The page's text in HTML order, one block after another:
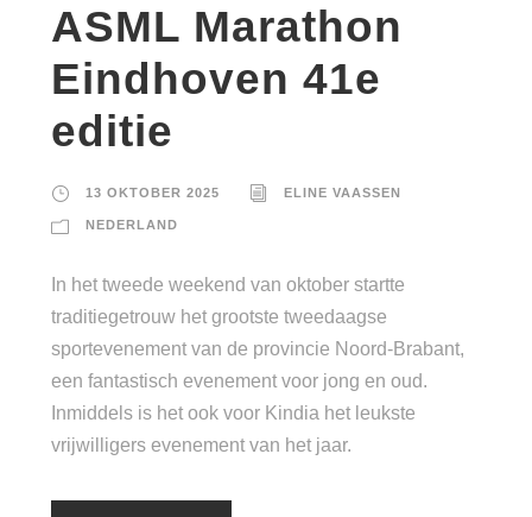
ASML Marathon
Eindhoven 41e
editie
13 OKTOBER 2025 ELINE VAASSEN
NEDERLAND
In het tweede weekend van oktober startte
traditiegetrouw het grootste tweedaagse
sportevenement van de provincie Noord-Brabant,
een fantastisch evenement voor jong en oud.
Inmiddels is het ook voor Kindia het leukste
vrijwilligers evenement van het jaar.